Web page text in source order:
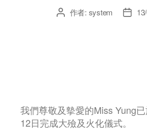
作者: system
我們尊敬及摰愛的Miss Yung
12日完成大殮及火化儀式。